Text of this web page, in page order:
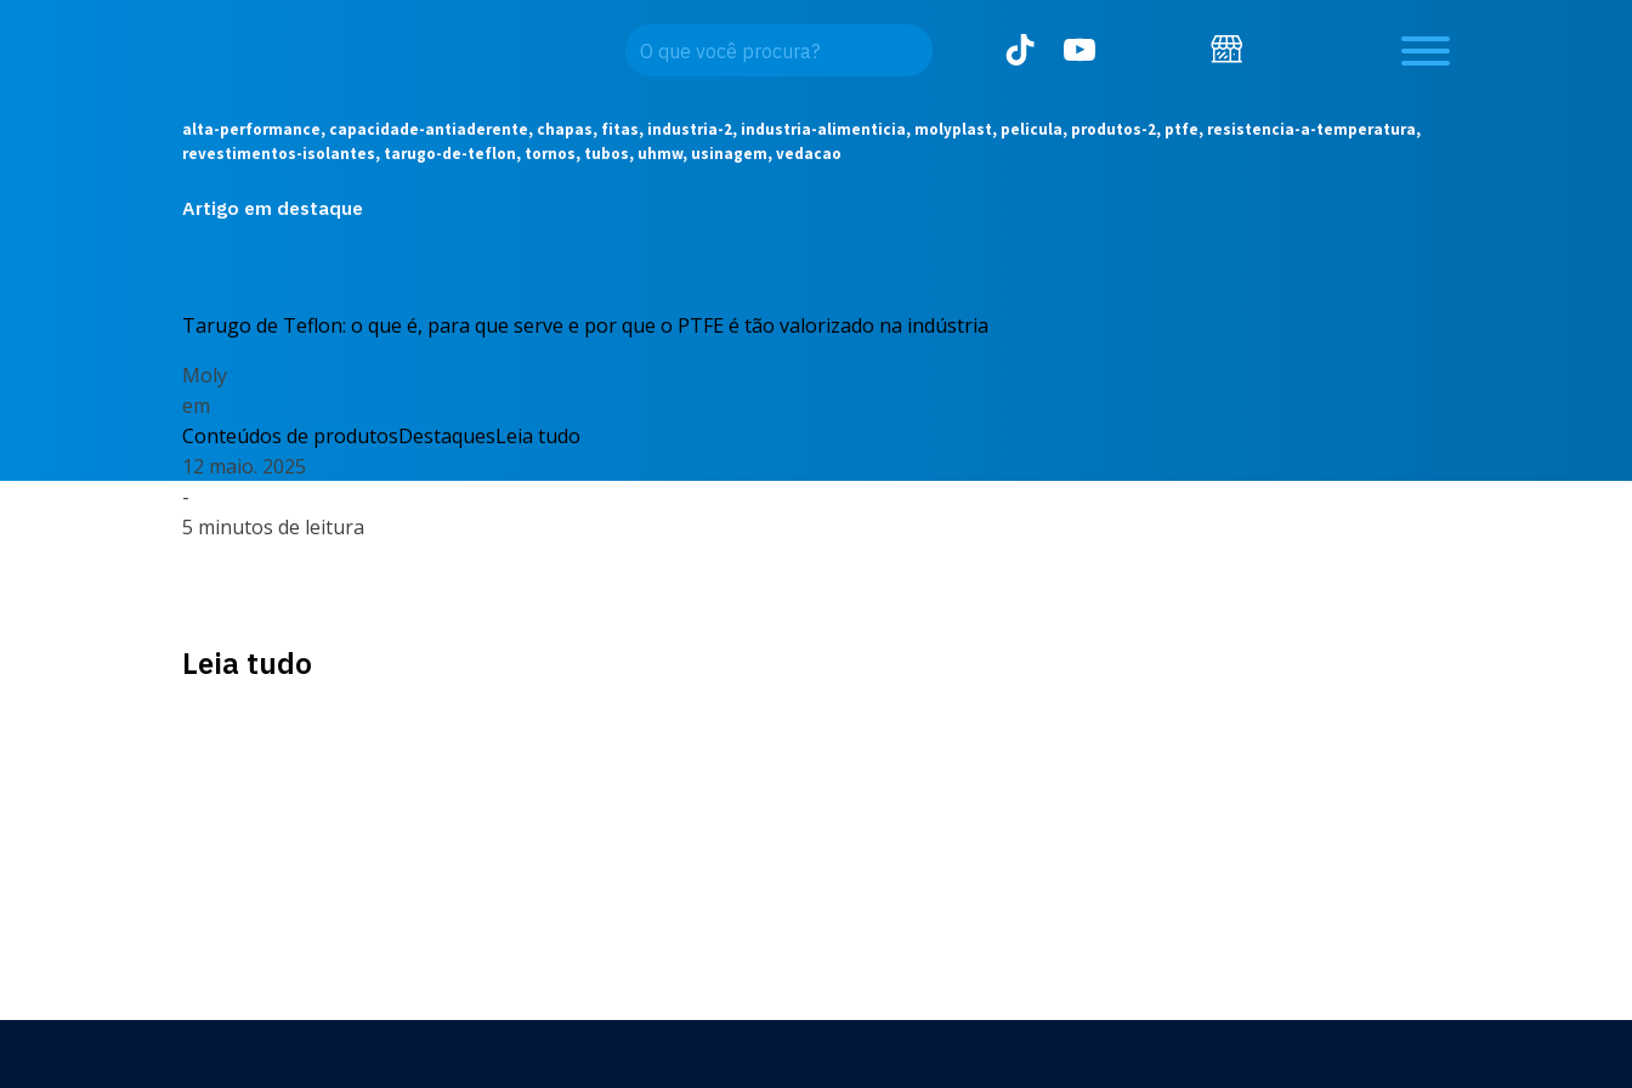
alta-performance, capacidade-antiaderente, chapas, fitas, industria-2, industria-alimenticia, molyplast, pelicula, produtos-2, ptfe, resistencia-a-temperatura,
revestimentos-isolantes, tarugo-de-teflon, tornos, tubos, uhmw, usinagem, vedacao
Artigo em destaque
Tarugo de Teflon: o que é, para que serve e por que o PTFE é tão valorizado na indústria
Moly
em
Conteúdos de produtosDestaquesLeia tudo
12 maio. 2025
-
5 minutos de leitura
Leia tudo